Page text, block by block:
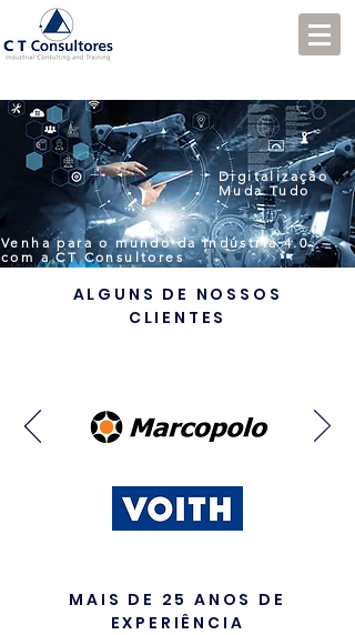
Venha para o mundo daIndústria 4.0
com aCT Consultores
Digitalização
Muda Tudo
ALGUNS DE NOSSOS
CLIENTES
MAIS DE 25 ANOS DE
EXPERIÊNCIA